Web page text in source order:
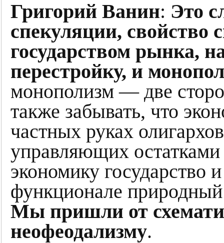
Григорий Ванин: Это
спекуляции, свойство
государством рынка,
перестройку, и
монополизм — две
также забывать, что
частных руках
управляющих остатками
экономику государство
функционале
Мы пришли от
неофеодализму.